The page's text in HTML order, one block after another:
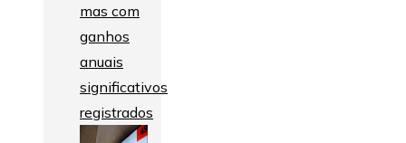
mas com
ganhos
anuais
significativos
registrados